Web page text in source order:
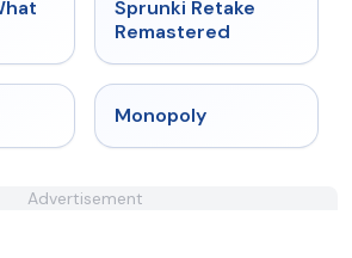
Sprunki Retake
Remastered
Monopoly
Advertisement